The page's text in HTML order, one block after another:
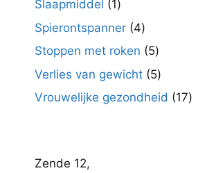
Slaapmiddel 11
product
Spierontspanner 44
producten
Stoppen met roken 55
producten
Verlies van gewicht 55
producten
Vrouwelijke gezondheid 1717
Zende 12,